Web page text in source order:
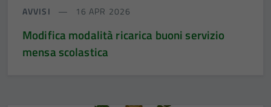
AVVISI 16 APR 2026
Modifica modalità ricarica buoni servizio
mensa scolastica